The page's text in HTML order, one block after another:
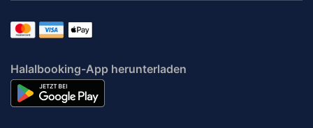
Halalbooking-App herunterladen